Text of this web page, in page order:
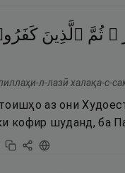
ثُمَّ ٱلَّذِينَ
л-лазӣ халақа-с-
аз они
кофир шуданд, ба